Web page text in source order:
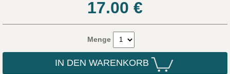
17.00 €
Menge
IN DEN WARENKORB